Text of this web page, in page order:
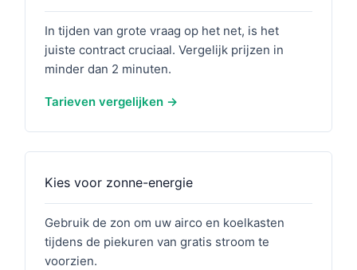
In tijden van grote vraag op het net, is het
juiste contract cruciaal. Vergelijk prijzen in
minder dan 2 minuten.
Tarieven vergelijken
Kies voor zonne-energie
Gebruik de zon om uw airco en koelkasten
tijdens de piekuren van gratis stroom te
voorzien.